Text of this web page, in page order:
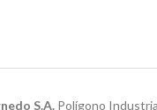
S.A. Polígono